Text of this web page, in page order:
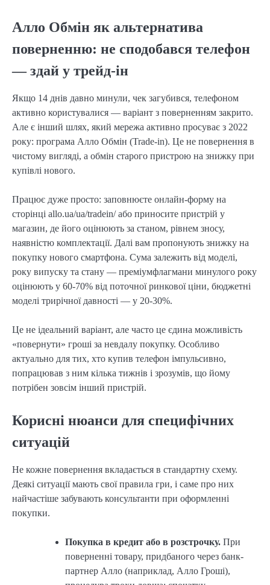
Алло Обмін як альтернатива
поверненню: не сподобався телефон
— здай у трейд-ін
Якщо 14 днів давно минули, чек загубився, телефоном
активно користувалися — варіант з поверненням закрито.
Але є інший шлях, який мережа активно просуває з 2022
року: програма Алло Обмін (Trade-in). Це не повернення в
чистому вигляді, а обмін старого пристрою на знижку при
купівлі нового.
Працює дуже просто: заповнюєте онлайн-форму на
сторінці allo.ua/ua/tradein/ або приносите пристрій у
магазин, де його оцінюють за станом, рівнем зносу,
наявністю комплектації. Далі вам пропонують знижку на
покупку нового смартфона. Сума залежить від моделі,
року випуску та стану — преміумфлагмани минулого року
оцінюють у 60-70% від поточної ринкової ціни, бюджетні
моделі трирічної давності — у 20-30%.
Це не ідеальний варіант, але часто це єдина можливість
«повернути» гроші за невдалу покупку. Особливо
актуально для тих, хто купив телефон імпульсивно,
попрацював з ним кілька тижнів і зрозумів, що йому
потрібен зовсім інший пристрій.
Корисні нюанси для специфічних
ситуацій
Не кожне повернення вкладається в стандартну схему.
Деякі ситуації мають свої правила гри, і саме про них
найчастіше забувають консультанти при оформленні
покупки.
Покупка в кредит або в розстрочку. При
поверненні товару, придбаного через банк-
партнер Алло (наприклад, Алло Гроші),